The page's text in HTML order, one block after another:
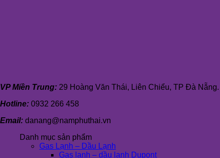
VP Miền Trung: 29 Hoàng Văn Thái, Liên Chiểu, TP Đà Nẵng.
Hotline: 0932 266 458
Email: danang@namphuthai.vn
Danh mục sản phẩm
Gas Lạnh – Dầu Lạnh
Gas lạnh – dầu lạnh Dupont